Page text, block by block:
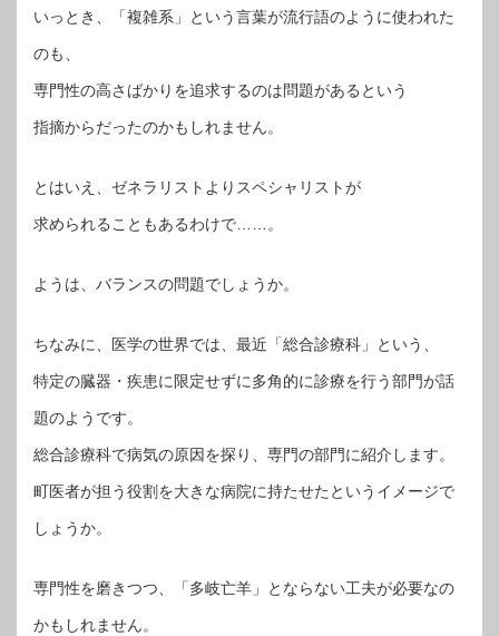
いっとき、「複雑系」という言葉が流行語のように使われた
のも、
専門性の高さばかりを追求するのは問題があるという
指摘からだったのかもしれません。
とはいえ、ゼネラリストよりスペシャリストが
求められることもあるわけで……。
ようは、バランスの問題でしょうか。
ちなみに、医学の世界では、最近「総合診療科」という、
特定の臓器・疾患に限定せずに多角的に診療を行う部門が話
題のようです。
総合診療科で病気の原因を探り、専門の部門に紹介します。
町医者が担う役割を大きな病院に持たせたというイメージで
しょうか。
専門性を磨きつつ、「多岐亡羊」とならない工夫が必要なの
かもしれません。